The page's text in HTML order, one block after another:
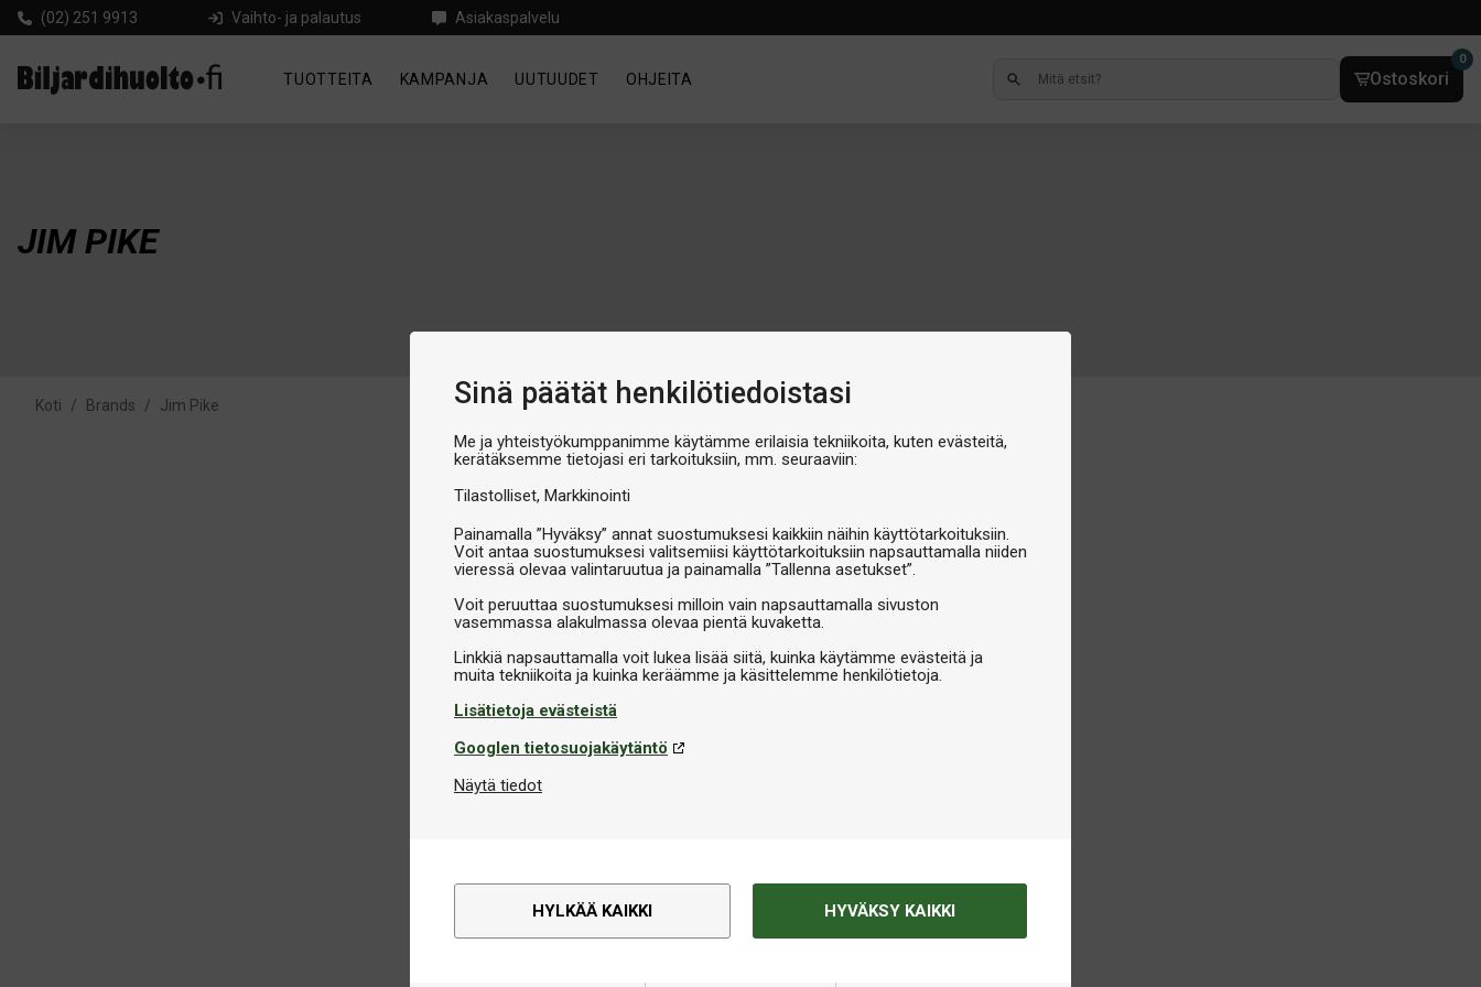
Sinä päätät henkilötiedoistasi
Me ja yhteistyökumppanimme käytämme erilaisia tekniikoita, kuten evästeitä,
kerätäksemme tietojasi eri tarkoituksiin, mm. seuraaviin:
Tilastolliset Markkinointi
Painamalla ”Hyväksy” annat suostumuksesi kaikkiin näihin käyttötarkoituksiin.
Voit antaa suostumuksesi valitsemiisi käyttötarkoituksiin napsauttamalla niiden
vieressä olevaa valintaruutua ja painamalla ”Tallenna asetukset”.
Voit peruuttaa suostumuksesi milloin vain napsauttamalla sivuston
vasemmassa alakulmassa olevaa pientä kuvaketta.
Linkkiä napsauttamalla voit lukea lisää siitä, kuinka käytämme evästeitä ja
Lisätietoja evästeistä
Googlen tietosuojakäytäntö
Näytä tiedot
HYLKÄÄ KAIKKI HYVÄKSY KAIKKI
(02) 251 9913 Vaihto- ja palautus Asiakaspalvelu
TUOTTEITA KAMPANJA UUTUUDET OHJEITA Ostoskori
0
JIM PIKE
Koti / Brands / Jim Pike
luokka on tyhjä